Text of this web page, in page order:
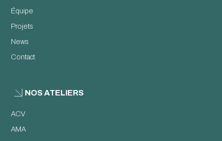
Équipe
Projets
News
Contact
NOS ATELIERS
ACV
AMA